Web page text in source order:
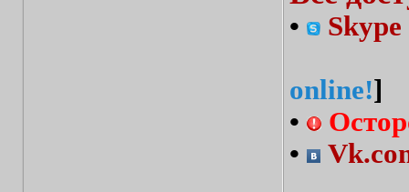
•
online!]
•
•